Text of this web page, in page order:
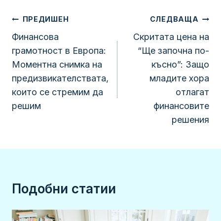
Навигация
ПРЕДИШЕН
Финансова
грамотност в Европа:
Моментна снимка на
предизвикателствата,
които се стремим да
решим
СЛЕДВАЩА
Скритата цена на
“Ще започна по-
късно”: Защо
младите хора
отлагат
финансовите
решения
Подобни статии